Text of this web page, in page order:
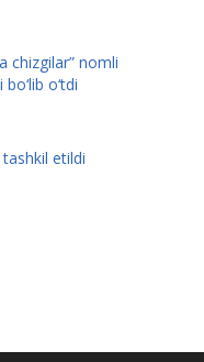
chizgilar” nomli
o‘tdi
etildi